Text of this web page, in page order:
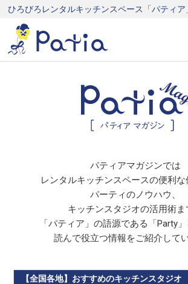
ひろびろレンタルキッチンスペース「パティア
パティアマガジンでは
レンタルキッチンスペースの便利な
パーティのノウハウ、
キッチンスタジオの活用術ま
「パティア」の語源である「Party
読んで役立つ情報をご紹介してい
【全国各地】おすすめのキッチンスタジオ